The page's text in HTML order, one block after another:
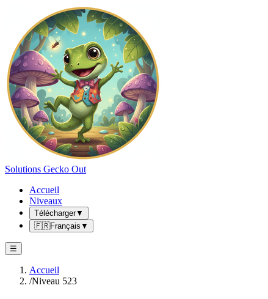
Solutions Gecko Out
Accueil
Niveaux
Télécharger▼
🇫🇷Français ▼
☰
Accueil
/Niveau 523